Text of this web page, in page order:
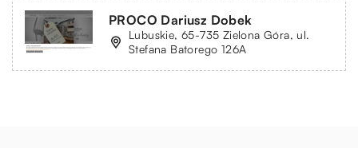
PROCO Dariusz Dobek
Lubuskie, 65-735 Zielona Góra, ul.
Stefana Batorego 126A